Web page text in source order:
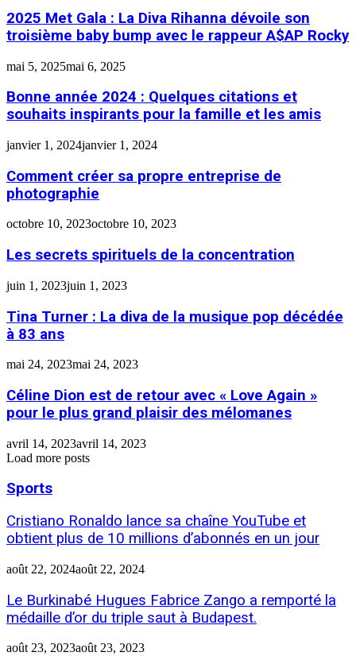
2025 Met Gala : La Diva Rihanna dévoile son
troisième baby bump avec le rappeur A$AP Rocky
mai 5, 2025mai 6, 2025
Bonne année 2024 : Quelques citations et
souhaits inspirants pour la famille et les amis
janvier 1, 2024janvier 1, 2024
Comment créer sa propre entreprise de
photographie
octobre 10, 2023octobre 10, 2023
Les secrets spirituels de la concentration
juin 1, 2023juin 1, 2023
Tina Turner : La diva de la musique pop décédée
à 83 ans
mai 24, 2023mai 24, 2023
Céline Dion est de retour avec « Love Again »
pour le plus grand plaisir des mélomanes
avril 14, 2023avril 14, 2023
Load more posts
Sports
Cristiano Ronaldo lance sa chaîne YouTube et
obtient plus de 10 millions d’abonnés en un jour
août 22, 2024août 22, 2024
Le Burkinabé Hugues Fabrice Zango a remporté la
médaille d’or du triple saut à Budapest.
août 23, 2023août 23, 2023